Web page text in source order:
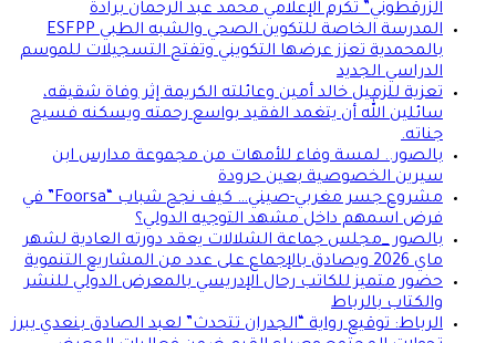
الزرقطوني” تكرم الإعلامي محمد عبد الرحمان برادة
المدرسة الخاصة للتكوين الصحي والشبه الطبي ESFPP
بالمحمدية تعزز عرضها التكويني وتفتح التسجيلات للموسم
الدراسي الجديد
تعزية للزميل خالد أمين وعائلته الكريمة إثر وفاة شقيقه،
سائلين الله أن يتغمد الفقيد بواسع رحمته ويسكنه فسيح
جناته.
بالصور.. لمسة وفاء للأمهات من مجموعة مدارس ابن
سيرين الخصوصية بعين حرودة
مشروع جسر مغربي-صيني… كيف نجح شباب “Foorsa” في
فرض اسمهم داخل مشهد التوجيه الدولي؟
بالصور _مجلس جماعة الشلالات يعقد دورته العادية لشهر
ماي 2026 ويصادق بالإجماع على عدد من المشاريع التنموية
حضور متميز للكاتب رحال الإدريسي بالمعرض الدولي للنشر
والكتاب بالرباط
الرباط: توقيع رواية “الجدران تتحدث” لعبد الصادق بنعدي يبرز